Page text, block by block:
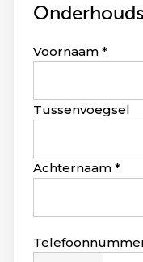
Leave
blank
Voornaam
Tussenvoegsel
Achternaam